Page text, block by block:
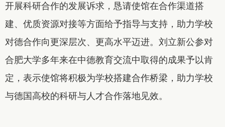
开展科研合作的发展诉求，恳请使馆在合作渠道搭
建、优质资源对接等方面给予指导与支持，助力学校
对德合作向更深层次、更高水平迈进。刘立新公参对
合肥大学多年来在中德教育交流中取得的成果予以肯
定，表示使馆将积极为学校搭建合作桥梁，助力学校
与德国高校的科研与人才合作落地见效。